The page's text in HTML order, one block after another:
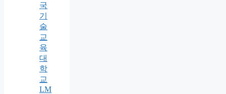
국
기
술
교
육
대
학
교
LM